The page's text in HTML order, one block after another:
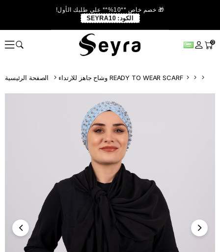
🎁 خصم خاص **10%** على طلبك الأول!
الكود: SEYRA10
0
وشاح جاهز للارتداء READY TO WEAR SCARF